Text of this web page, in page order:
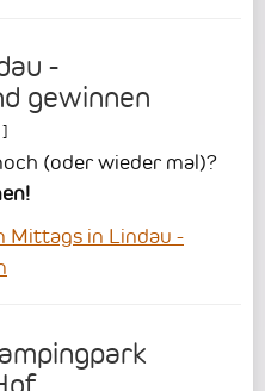
-
gewinnen
]
(oder wieder mal)?
Mittags in Lindau -